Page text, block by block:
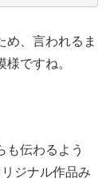
め、言われるま
ですね。
も伝わるよう
ジナル作品み